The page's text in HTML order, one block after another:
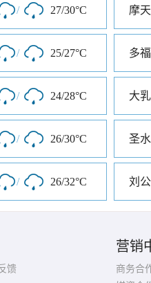
/ 27/30°C
/ 25/27°C 多
/ 24/28°C
/ 26/30°C 圣
/ 26/32°C 刘
馈
营销
商务合